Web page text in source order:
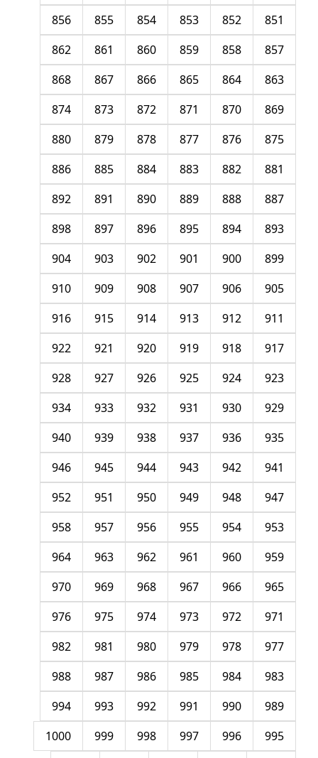
851
852
853
854
855
856
857
858
859
860
861
862
863
864
865
866
867
868
869
870
871
872
873
874
875
876
877
878
879
880
881
882
883
884
885
886
887
888
889
890
891
892
893
894
895
896
897
898
899
900
901
902
903
904
905
906
907
908
909
910
911
912
913
914
915
916
917
918
919
920
921
922
923
924
925
926
927
928
929
930
931
932
933
934
935
936
937
938
939
940
941
942
943
944
945
946
947
948
949
950
951
952
953
954
955
956
957
958
959
960
961
962
963
964
965
966
967
968
969
970
971
972
973
974
975
976
977
978
979
980
981
982
983
984
985
986
987
988
989
990
991
992
993
994
995
996
997
998
999
1000